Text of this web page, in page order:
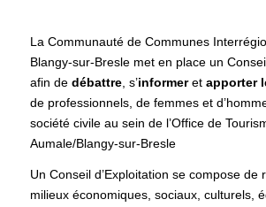
La Communauté de Communes
Blangy-sur-Bresle met en place un
afin de débattre, s’informeret apporter
de professionnels, de femmes et
société civile au sein de l’Office de
Aumale/Blangy-sur-Bresle
Un Conseil d’Exploitation se compose de
milieux économiques, sociaux, culturels,